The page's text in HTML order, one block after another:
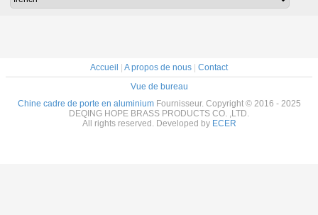
Accueil | A propos de nous | Contact
Vue de bureau
Chine cadre de porte en aluminiumFournisseur. Copyright © 2016 - 2025
DEQING HOPE BRASS PRODUCTS CO. ,LTD.
All rights reserved. Developed by ECER